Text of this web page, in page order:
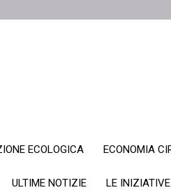
ECOLOGICA ECONOMIA
ULTIME NOTIZIE LE